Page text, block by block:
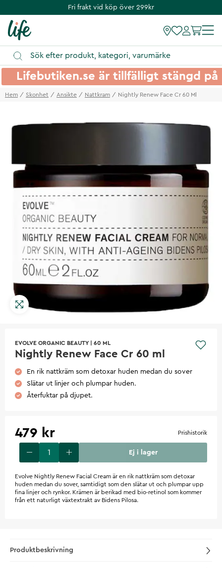
Fri frakt vid köp över 299kr
Lifebutiken.se är tillfälligt stängd
Hem Skonhet Ansikte Nattkram Nightly Renew Face Cr 60 Ml
EVOLVE ORGANIC BEAUTY 60 ML
Nightly Renew Face Cr 60 ml
En rik nattkräm som detoxar huden medan du sover
Slätar ut linjer och plumpar huden.
Återfuktar på djupet.
479 kr Prishistorik
Ej i lager
Evolve Nightly Renew Facial Cream är en rik nattkräm som detoxar
huden medan du sover, samtidigt som den slätar ut och plumpar upp
fina linjer och rynkor. Krämen är berikad med bio-retinol som kommer
från ett naturligt växtextrakt av Bidens Pilosa.
Produktbeskrivning